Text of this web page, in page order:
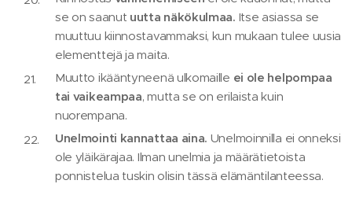
se on saanut uutta näkökulmaa. Itse asiassa se
muuttuu kiinnostavammaksi, kun mukaan tulee uusia
elementtejä ja maita.
Muutto ikääntyneenä ulkomaille ei ole helpompaa
tai vaikeampaa, mutta se on erilaista kuin
nuorempana.
Unelmointi kannattaa aina. Unelmoinnilla ei onneksi
ole yläikärajaa. Ilman unelmia ja määrätietoista
ponnistelua tuskin olisin tässä elämäntilanteessa.